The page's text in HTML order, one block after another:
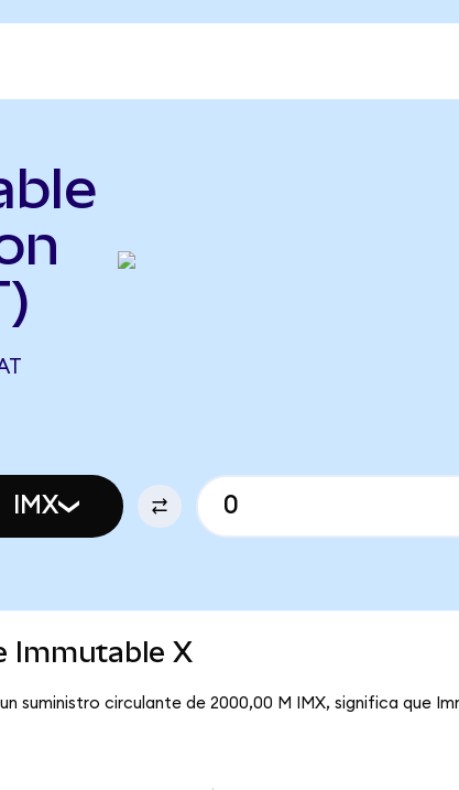
IMX
Immutable X
suministro circulante de 2000,00 M IMX, significa que